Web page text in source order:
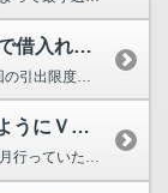
【Ｖポイント付きカードローン】ATMで借入れができません。
1.ご利用されるATMの利用可能時間帯かどうか、1回の引出限度額または枚数をご確認ください。（...
Ｖポイント付きカードローンは、どのようにＶポイントが貯まりますか？
Ｖポイント付きカードローンをご利用いただき、毎月行っていただく定例返済に対してポイントを進呈い...